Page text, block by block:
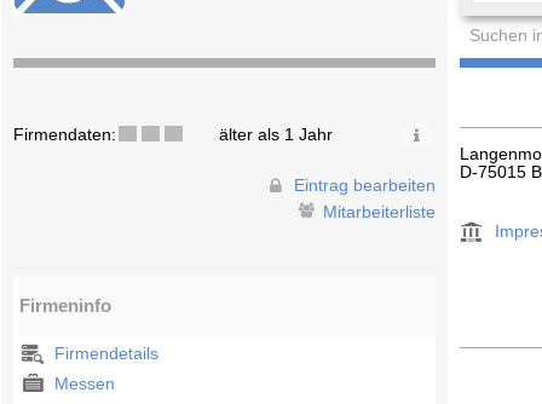
Suchen
Firmendaten: älter als 1 Jahr
Eintrag bearbeiten
Mitarbeiterliste
Firmeninfo
Firmendetails
Messen
D-75015